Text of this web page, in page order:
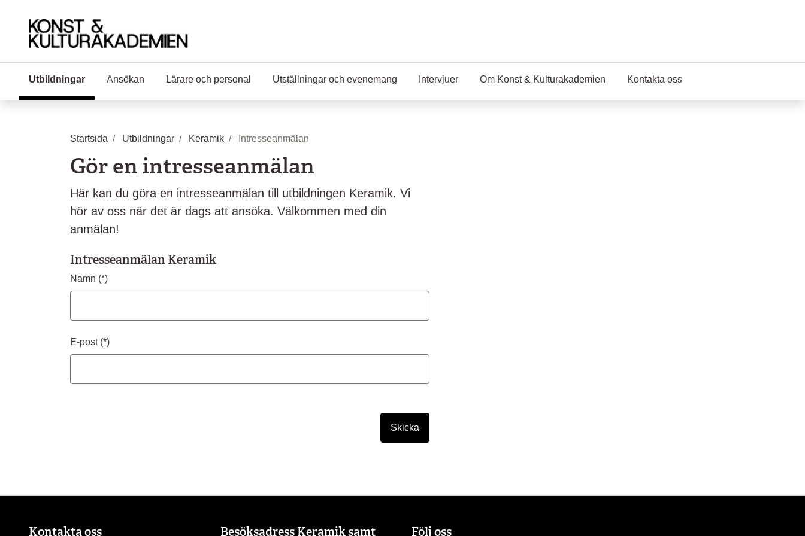
Utbildningar (Aktuell sida)
Ansökan Lärare och personal Utställningar och evenemang Intervjuer Om Konst & Kulturakademien Kontakta oss
Startsida Utbildningar Keramik Intresseanmälan
Gör en intresseanmälan
Här kan du göra en intresseanmälan till utbildningen Keramik. Vi
hör av oss när det är dags att ansöka. Välkommen med din
anmälan!
Intresseanmälan Keramik
Namn
E-post
Skicka
Kontakta oss Besöksadress Keramik samt Följ oss